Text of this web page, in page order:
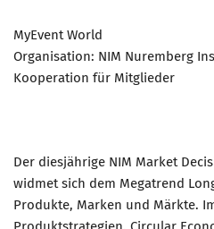
MyEvent World
Organisation: NIM Nuremberg
Kooperation für Mitglieder
Der diesjährige NIM Market
widmet sich dem Megatrend
Produkte, Marken und Märkte.